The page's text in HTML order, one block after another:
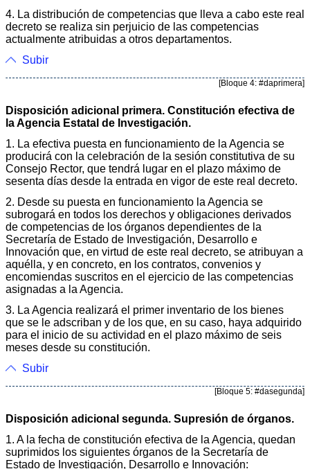
4. La distribución de competencias que lleva a cabo este real
decreto se realiza sin perjuicio de las competencias
actualmente atribuidas a otros departamentos.
Subir
[Bloque 4: #daprimera]
Disposición adicional primera. Constitución efectiva de
la Agencia Estatal de Investigación.
1. La efectiva puesta en funcionamiento de la Agencia se
producirá con la celebración de la sesión constitutiva de su
Consejo Rector, que tendrá lugar en el plazo máximo de
sesenta días desde la entrada en vigor de este real decreto.
2. Desde su puesta en funcionamiento la Agencia se
subrogará en todos los derechos y obligaciones derivados
de competencias de los órganos dependientes de la
Secretaría de Estado de Investigación, Desarrollo e
Innovación que, en virtud de este real decreto, se atribuyan a
aquélla, y en concreto, en los contratos, convenios y
encomiendas suscritos en el ejercicio de las competencias
asignadas a la Agencia.
3. La Agencia realizará el primer inventario de los bienes
que se le adscriban y de los que, en su caso, haya adquirido
para el inicio de su actividad en el plazo máximo de seis
meses desde su constitución.
Subir
[Bloque 5: #dasegunda]
Disposición adicional segunda. Supresión de órganos.
1. A la fecha de constitución efectiva de la Agencia, quedan
suprimidos los siguientes órganos de la Secretaría de
Estado de Investigación, Desarrollo e Innovación: